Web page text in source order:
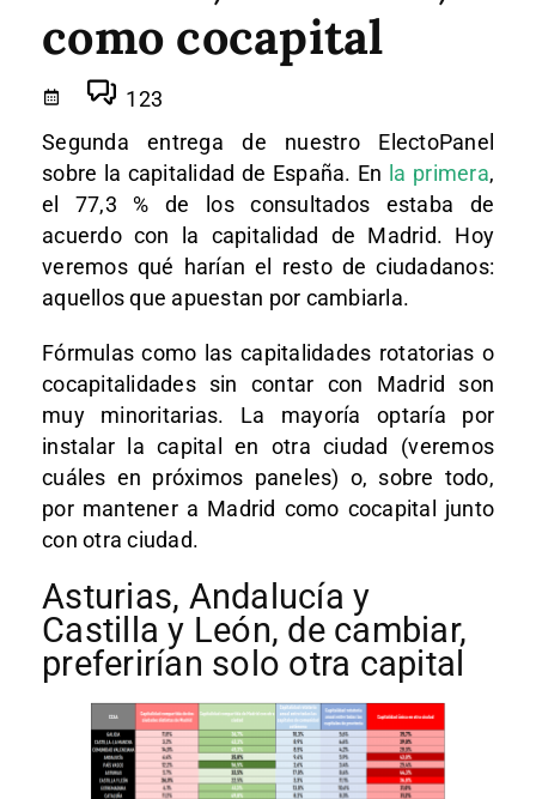
como cocapital
123
Segunda entrega de nuestro ElectoPanel
sobre la capitalidad de España. En la primera,
el 77,3 % de los consultados estaba de
acuerdo con la capitalidad de Madrid. Hoy
veremos qué harían el resto de ciudadanos:
aquellos que apuestan por cambiarla.
Fórmulas como las capitalidades rotatorias o
cocapitalidades sin contar con Madrid son
muy minoritarias. La mayoría optaría por
instalar la capital en otra ciudad (veremos
cuáles en próximos paneles) o, sobre todo,
por mantener a Madrid como cocapital junto
con otra ciudad.
Asturias, Andalucía y
Castilla y León, de cambiar,
preferirían solo otra capital